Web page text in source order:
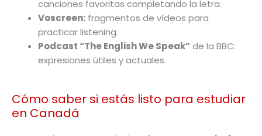
canciones favoritas completando la letra.
Voscreen: fragmentos de vídeos para
practicar listening.
Podcast “The English We Speak”de la BBC:
expresiones útiles y actuales.
Cómo saber si estás listo para estudiar
en Canadá